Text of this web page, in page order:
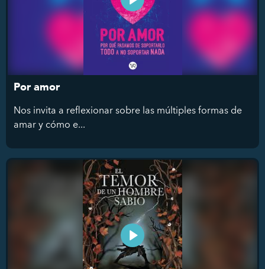
Por amor
Nos invita a reflexionar sobre las múltiples formas de
amar y cómo e...